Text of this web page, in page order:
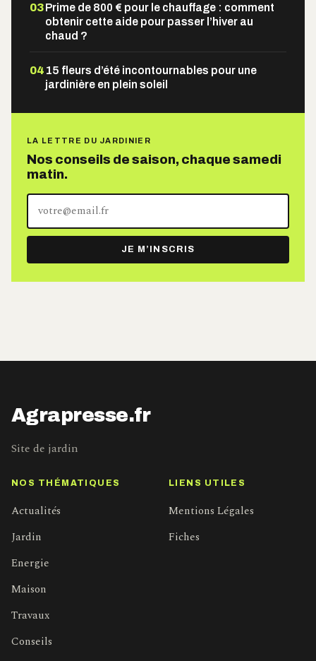
03Prime de 800 € pour le chauffage : comment
obtenir cette aide pour passer l’hiver au
chaud ?
04 15 fleurs d’été incontournables pour une
jardinière en plein soleil
LA LETTRE DU JARDINIER
Nos conseils de saison, chaque samedi
matin.
Votre
adresse
e-
mail
JE M’INSCRIS
Agrapresse.fr
Site de jardin
NOS THÉMATIQUES
Actualités
Jardin
Energie
Maison
Travaux
Conseils
LIENS UTILES
Mentions Légales
Fiches